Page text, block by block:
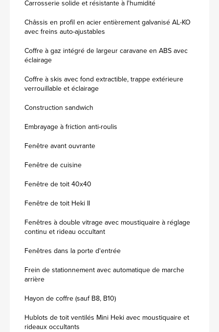
Carrosserie solide et résistante à l'humidité
Châssis en profil en acier entièrement galvanisé AL-KO
avec freins auto-ajustables
Coffre à gaz intégré de largeur caravane en ABS avec
éclairage
Coffre à skis avec fond extractible, trappe extérieure
verrouillable et éclairage
Construction sandwich
Embrayage à friction anti-roulis
Fenêtre avant ouvrante
Fenêtre de cuisine
Fenêtre de toit 40x40
Fenêtre de toit Heki II
Fenêtres à double vitrage avec moustiquaire à réglage
continu et rideau occultant
Fenêtres dans la porte d'entrée
Frein de stationnement avec automatique de marche
arrière
Hayon de coffre (sauf B8, B10)
Hublots de toit ventilés Mini Heki avec moustiquaire et
rideaux occultants